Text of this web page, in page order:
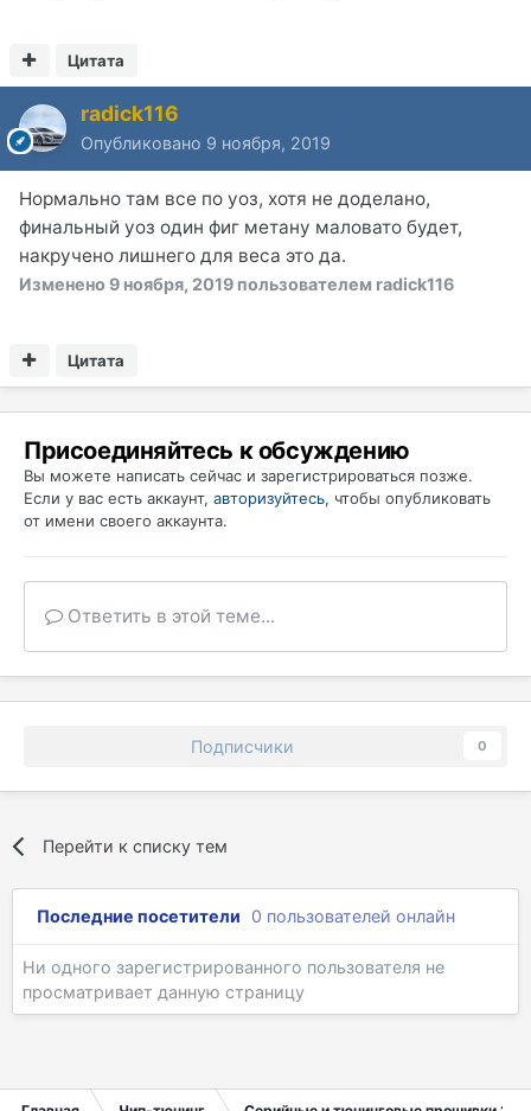
Цитата
radick116
Опубликовано 9 ноября, 2019
Нормально там все по уоз, хотя не доделано,
финальный уоз один фиг метану маловато будет,
накручено лишнего для веса это да.
Изменено 9 ноября, 2019 пользователем radick116
Цитата
Присоединяйтесь к обсуждению
Вы можете написать сейчас и зарегистрироваться позже.
Если у вас есть аккаунт, авторизуйтесь, чтобы опубликовать
от имени своего аккаунта.
Ответить в этой теме...
Подписчики 0
Перейти к списку тем
Последние посетители 0 пользователей онлайн
Ни одного зарегистрированного пользователя не
просматривает данную страницу